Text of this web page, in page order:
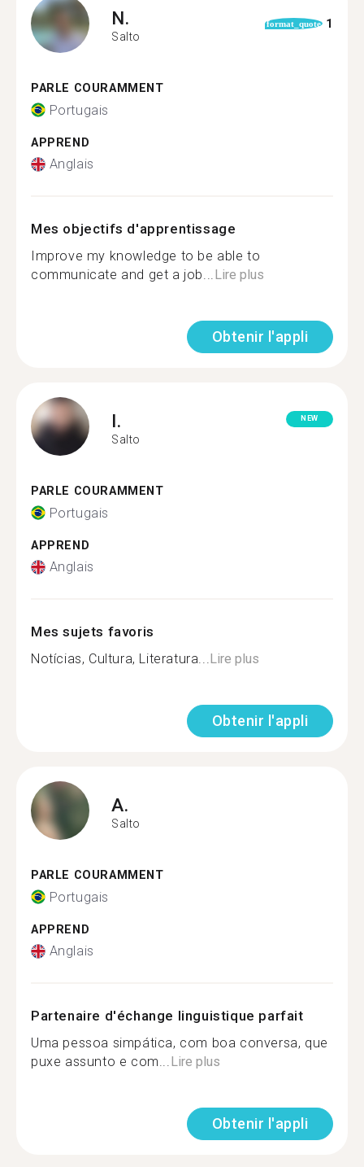
N.
Salto
format_quote 1
PARLE COURAMMENT
Portugais
APPREND
Anglais
Mes objectifs d'apprentissage
Improve my knowledge to be able to
communicate and get a job...Lire plus
Obtenir l'appli
I.
Salto
NEW
PARLE COURAMMENT
Portugais
APPREND
Anglais
Mes sujets favoris
Notícias, Cultura, Literatura...Lire plus
Obtenir l'appli
A.
Salto
PARLE COURAMMENT
Portugais
APPREND
Anglais
Partenaire d'échange linguistique parfait
Uma pessoa simpática, com boa conversa, que
puxe assunto e com...Lire plus
Obtenir l'appli